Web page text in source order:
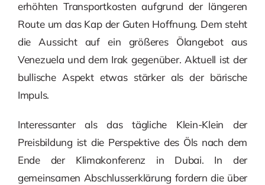
erhöhten Transportkosten aufgrund der längeren
Route um das Kap der Guten Hoffnung. Dem steht
die Aussicht auf ein größeres Ölangebot aus
Venezuela und dem Irak gegenüber. Aktuell ist der
bullische Aspekt etwas stärker als der bärische
Impuls.
Interessanter als das tägliche Klein-Klein der
Preisbildung ist die Perspektive des Öls nach dem
Ende der Klimakonferenz in Dubai. In der
gemeinsamen Abschlusserklärung fordern die über